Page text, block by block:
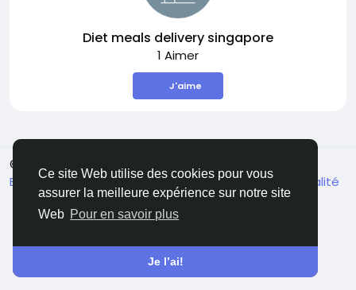
Ce site Web utilise des cookies pour vous
assurer la meilleure expérience sur notre site
Web Pour en savoir plus
Je l’ai!
Diet meals delivery singapore
1 Aimer
J'aime
© 2026 Sngine
Environ Conditions générale de vente Confidentialité
Contactez nous Annuaire